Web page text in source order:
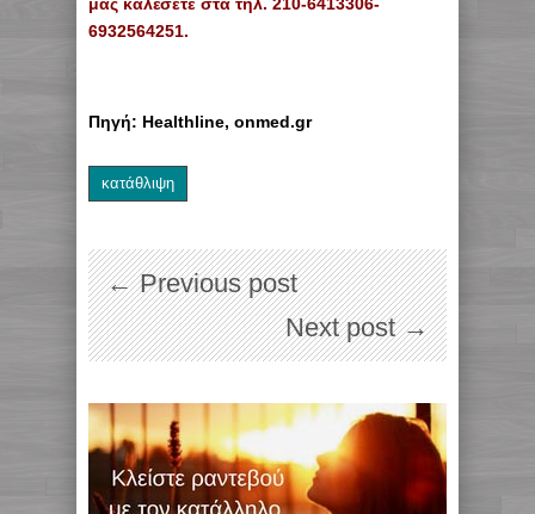
6932564251.
Πηγή: Healthline, οnmed.gr
κατάθλιψη
← Previous post
Next post →